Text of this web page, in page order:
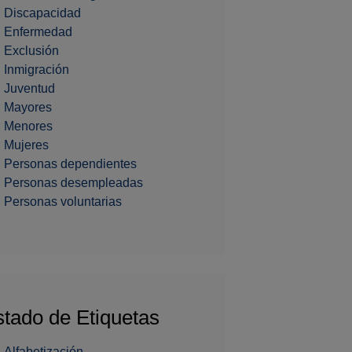
Discapacidad
Enfermedad
Exclusión
Inmigración
Juventud
Mayores
Menores
Mujeres
Personas dependientes
Personas desempleadas
Personas voluntarias
de Etiquetas